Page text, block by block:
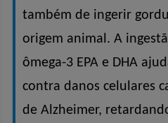
também de ingerir
origem animal. A
ômega-3 EPA e DHA
contra danos celulares
de Alzheimer,